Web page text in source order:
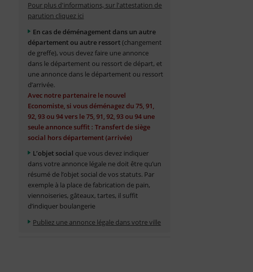
Pour plus d'informations, sur l'attestation de
parution cliquez ici
En cas de déménagement dans un autre
département ou autre ressort(changement
de greffe), vous devez faire une annonce
dans le département ou ressort de départ, et
une annonce dans le département ou ressort
d’arrivée.
Avec notre partenaire le nouvel
Economiste, si vous déménagez du 75, 91,
92, 93 ou 94 vers le 75, 91, 92, 93 ou 94 une
seule annonce suffit : Transfert de siège
social hors département (arrivée)
L’objet social que vous devez indiquer
dans votre annonce légale ne doit être qu’un
résumé de l’objet social de vos statuts. Par
exemple à la place de fabrication de pain,
viennoiseries, gâteaux, tartes, il suffit
d’indiquer boulangerie
Publiez une annonce légale dans votre ville